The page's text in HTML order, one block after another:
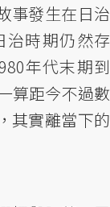
事發生在日治
治時期仍然存
年代末期到
算距今不過數
其實離當下的